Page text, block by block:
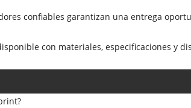
confiables garantizan una entrega
con materiales, especificaciones y